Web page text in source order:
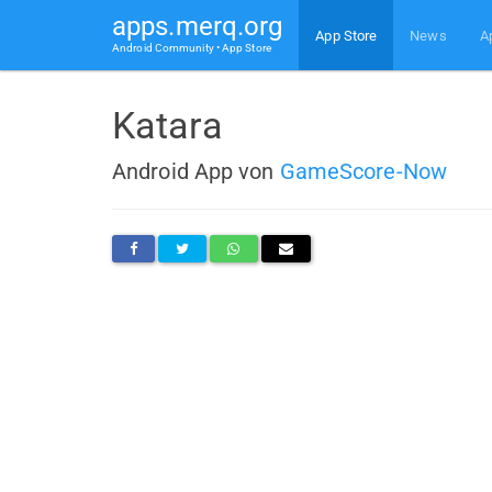
apps.merq.org
Android Community • App Store
App Store News
Katara
Android App von GameScore-Now